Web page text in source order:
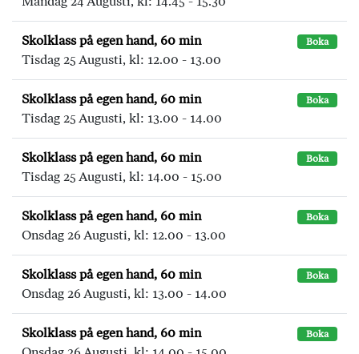
Skolklass på egen hand, 60 min Boka
Tisdag 25 Augusti, kl: 12.00 - 13.00
Skolklass på egen hand, 60 min Boka
Tisdag 25 Augusti, kl: 13.00 - 14.00
Skolklass på egen hand, 60 min Boka
Tisdag 25 Augusti, kl: 14.00 - 15.00
Skolklass på egen hand, 60 min Boka
Onsdag 26 Augusti, kl: 12.00 - 13.00
Skolklass på egen hand, 60 min Boka
Onsdag 26 Augusti, kl: 13.00 - 14.00
Skolklass på egen hand, 60 min Boka